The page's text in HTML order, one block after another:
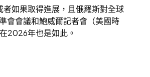
如果取得進展，且俄羅斯對全球
會會議和鮑威爾記者會（美國時
2026年也是如此。